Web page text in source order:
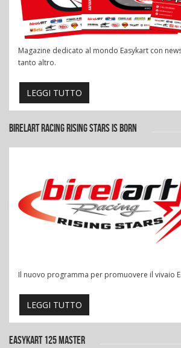
Magazine dedicato al mondo Easykart con
tanto altro.
LEGGI TUTTO
BIRELART RACING RISING STARS IS BORN
Il nuovo programma per promuovere il vivaio
LEGGI TUTTO
EASYKART 125 MASTER